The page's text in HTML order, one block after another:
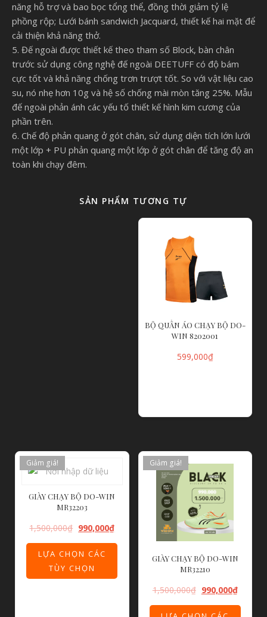
năng hỗ trợ và bao bọc tổng thể, đồng thời giảm tỷ lệ
phồng rộp; Lưới bánh sandwich Jacquard, thiết kế hai mặt để
cải thiện khả năng thở.
5. Đế ngoài được thiết kế theo tham số Block, bàn chân
trước sử dụng công nghệ đế ngoài DEETUFF có độ bám
cực tốt và khả năng chống trơn trượt tốt. So với vật liệu cao
su, nó nhẹ hơn 10g và hệ số chống mài mòn tăng 25%. Mẫu
đế ngoài phản ánh các yếu tố thiết kế hình kim cương của
phần trên.
6. Chế độ phản quang ở gót chân, sử dụng diện tích lớn lưới
một lớp + PU phản quang một lớp ở gót chân để tăng độ an
toàn khi chạy đêm.
SẢN PHẨM TƯƠNG TỰ
BỘ QUẦN ÁO CHẠY BỘ DO-
WIN 8202001
599,000₫
Giảm giá!
GIÀY CHẠY BỘ DO-WIN
MR32203
1,500,000₫ 990,000₫
LỰA CHỌN CÁC
TÙY CHỌN
Giảm giá!
GIÀY CHẠY BỘ DO-WIN
MR32210
1,500,000₫ 990,000₫